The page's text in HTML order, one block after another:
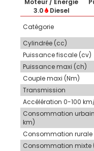
Moteur / Energie
3.0 Diesel
Catégorie
Cylindrée (cc)
Puissance fiscale (cv)
Puissance maxi (ch)
Couple maxi (Nm)
Transmission
Accélération 0-100
Consommation
km)
Consommation rurale
Consommation mixte